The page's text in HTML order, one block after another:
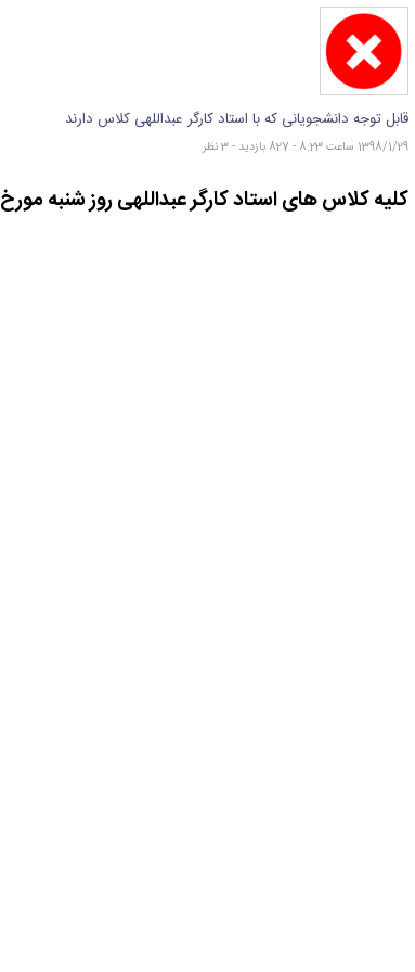
قابل توجه دانشجویانی که با استاد کارگر عبداللهی کلاس دارند
1398/1/29 ساعت 8:23 - 827 بازدید - 3 نظر
کلیه کلاس های استاد کارگر عبداللهی روز شنبه مورخ 98/01/31 برگزار نمی گردد